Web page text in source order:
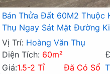
Bán Thửa Đất 60M2 Thuộc
Thụ Ngay Sát Mặt Đường
Vị Trí: Hoàng Văn Thụ
Diện Tích: 60m²
Giá:1.5-2 Tỉ Đã Có Sổ